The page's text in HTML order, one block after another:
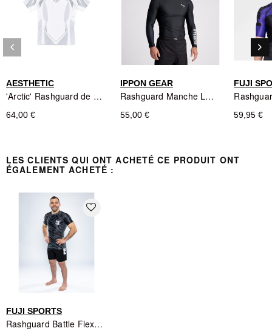
Coupe anatomique
: développée pour un ajustement
fonctionnel et une amplitude de mouvement optimale
Matériaux premium
: construction ultra-résistante et
durables de sa catégorie
AESTHETIC
'Arctic' Rashguard de Jozef Chen par Aesthetic
64,00 €
IPPON GEAR
Rashguard Manche Longue Essential Noir - Ippongear
55,00 €
FUJI
59,95 €
Précédent
keyboard_arrow_left keyboard_arrow_right
LES CLIENTS QUI ONT ACHETÉ CE PRODUIT ONT
ÉGALEMENT ACHETÉ :
favorite_border
FUJI SPORTS
Rashguard Battle Flex Lite Noir - Fuji Sports